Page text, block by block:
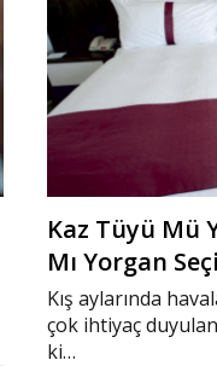
Kaz Tüyü Mü
Mı Yorgan
Kış aylarında
çok ihtiyaç
ki…